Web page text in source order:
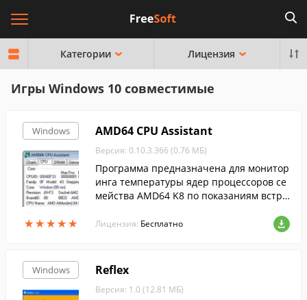
Категории Лицензия
Игры Windows 10 совместимые
Windows
★★★★★
★★★★★
AMD64 CPU Assistant
Версия: 0.10.3.366 (0.76 МБ)
Программа предназначена для монитор
инга температуры ядер процессоров се
мейства AMD64 K8 по показаниям встро
в трее температуры ядра, загрузки проц
Лицензия: Бесплатно
Windows Reflex
Версия: 1.0 (12.81 МБ)